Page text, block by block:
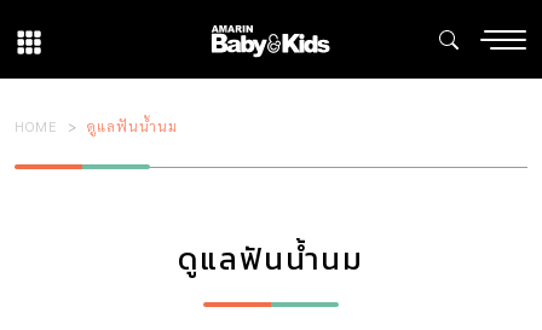
HOME ดูแลฟันน้ำนม
ดูแลฟันน้ำนม